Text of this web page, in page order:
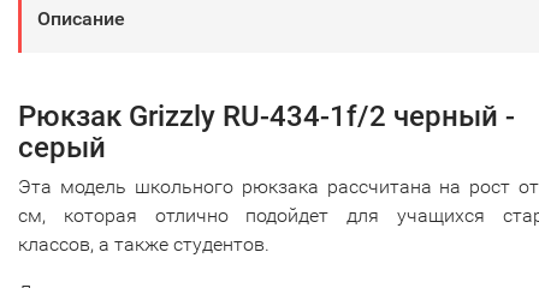
Описание
Рюкзак Grizzly RU-434-1f/2 черный -
серый
Эта модель школьного рюкзака рассчитана на рост
см, которая отлично подойдет для учащихся
классов, а также студентов.